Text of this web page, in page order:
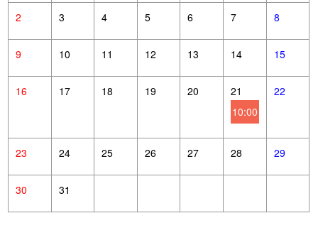
2 3 4 5 6 7 8
9 10 11 12 13 14 15
16 17 18 19 20
21
10:00
22
23 24 25 26 27 28 29
30 31